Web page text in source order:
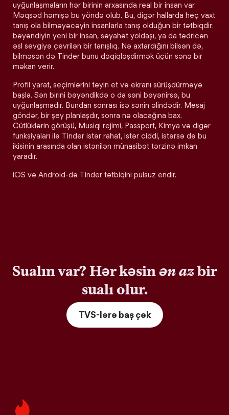
uyğunlaşmaların hər birinin arxasında real bir insan var.
Məqsəd həmişə bu yöndə olub. Bu, digər hallarda heç vaxt
tanış ola bilməyəcəyin insanlarla tanış olduğun bir tətbiqdir:
bəyəndiyin yeni bir insan, səyahət yoldaşı, ya da tədricən
əsl sevgiyə çevrilən bir tanışlıq. Nə axtardığını bilsən də,
bilməsən də Tinder bunu dəqiqləşdirmək üçün sənə bir
məkan verir.
Profil yarat, seçimlərini təyin et və ekranı sürüşdürməyə
başla. Sən birini bəyəndikdə o da səni bəyənirsə, bu
uyğunlaşmadır. Bundan sonrası isə sənin əlindədir. Mesaj
göndər, bir şey planlaşdır, sonra nə olacağına bax.
Cütlüklərin görüşü, Musiqi rejimi, Passport, Kimya və digər
funksiyaları ilə Tinder istər rahat, istər ciddi, istərsə də bu
ikisinin arasında olan istənilən münasibət tərzinə imkan
yaradır.
iOS və Android-də Tinder tətbiqini pulsuz endir.
Sualın var? Hər kəsinən azbir
sualı olur.
TVS-lərə baş çək